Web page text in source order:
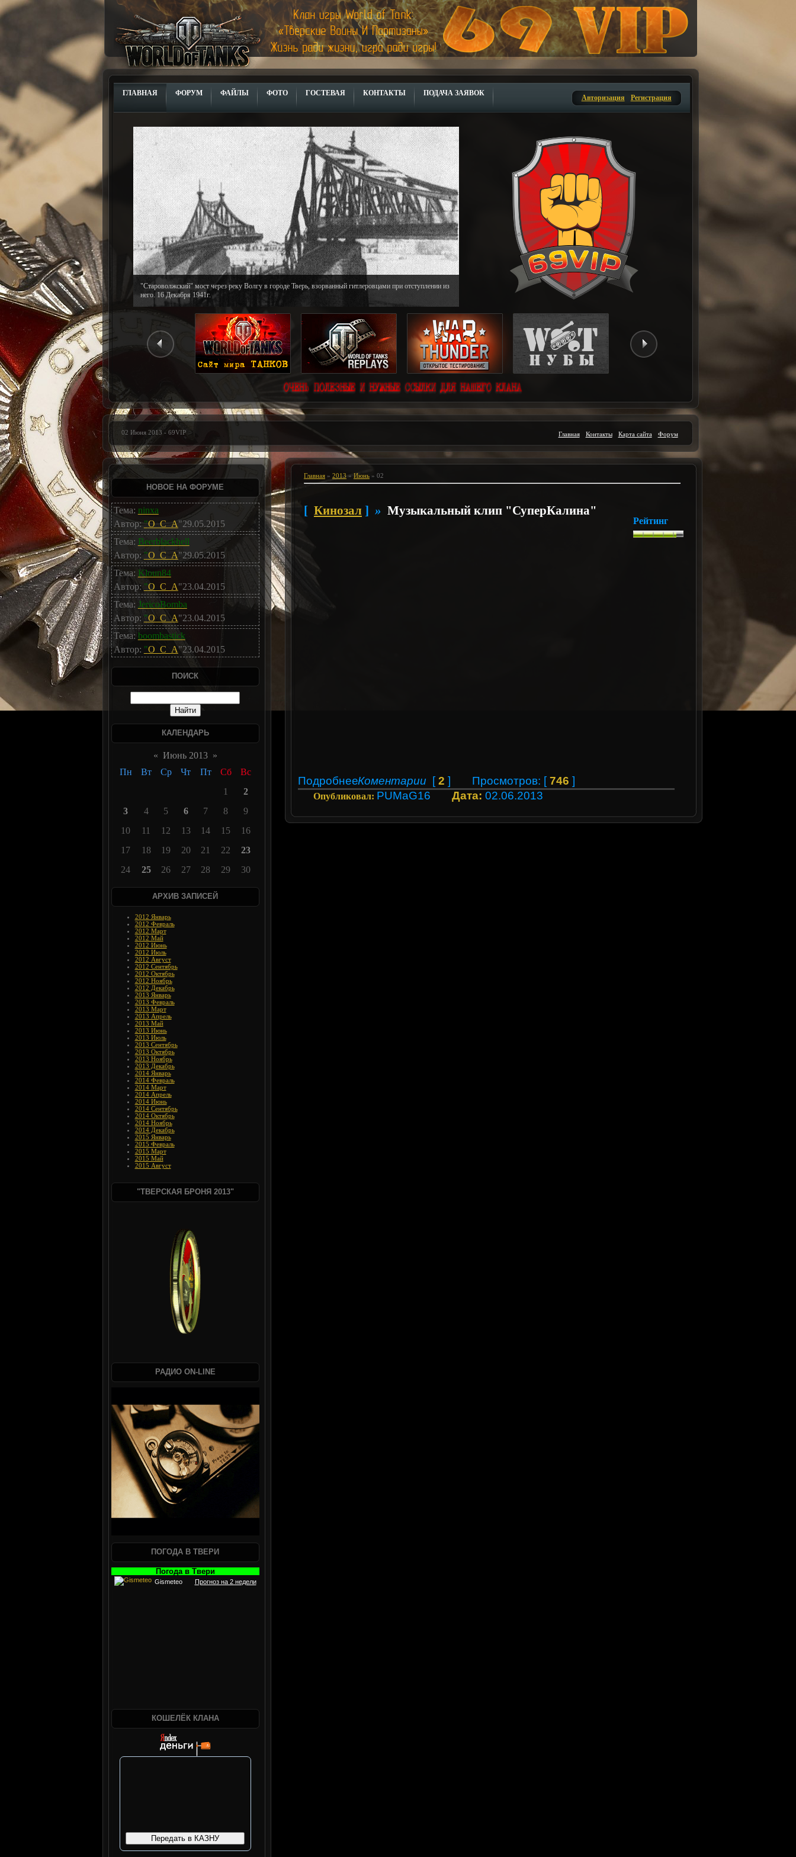
ГЛАВНАЯ ФОРУМ ФАЙЛЫ ФОТО ГОСТЕВАЯ КОНТАКТЫ ПОДАЧА ЗАЯВОК
Регистрация
Авторизация
"Староволжский" мост через реку Волгу в городе Тверь, взорванный гитлеровцами при отступлении из
него. 16 Декабря 1941г.
02 Июня 2013 - 69VIP Главная Контакты Карта сайта Форум
Главная» 2013 » Июнь » 02
[ Кинозал] » Музыкальный клип "СуперКалина"
Рейтинг
ПодробнееКоментарии [2 ] Просмотров: [746 ]
Опубликовал: PUMaG16 Дата: 02.06.2013
НОВОЕ НА ФОРУМЕ
Тема: ninxa
Автор: "O_C_A"29.05.2015
Тема: Beerblackhell
Автор: "O_C_A"29.05.2015
Тема: Kloun84
Автор: "O_C_A"23.04.2015
Тема: JericoBomba
Автор: "O_C_A"23.04.2015
Тема:boombastick
Автор: "O_C_A"23.04.2015
ПОИСК
КАЛЕНДАРЬ
« Июнь 2013 »
Пн
Вт Ср Чт Пт Сб
Вс
1
2
3
4 5 6 7 8
9
10
11 12 13 14 15
16
17
18 19 20 21 22
23
24
25 26 27 28 29 30
АРХИВ ЗАПИСЕЙ
2012 Январь
2012 Февраль
2012 Март
2012 Май
2012 Июнь
2012 Июль
2012 Август
2012 Сентябрь
2012 Октябрь
2012 Ноябрь
2012 Декабрь
2013 Январь
2013 Февраль
2013 Март
2013 Апрель
2013 Май
2013 Июнь
2013 Июль
2013 Сентябрь
2013 Октябрь
2013 Ноябрь
2013 Декабрь
2014 Январь
2014 Февраль
2014 Март
2014 Апрель
2014 Июнь
2014 Сентябрь
2014 Октябрь
2014 Ноябрь
2014 Декабрь
2015 Январь
2015 Февраль
2015 Март
2015 Май
2015 Август
"ТВЕРСКАЯ БРОНЯ 2013"
РАДИО ON-LINE
ПОГОДА В ТВЕРИ
Погода в Твери
Gismeteo Прогноз на 2 недели
КОШЕЛЁК КЛАНА